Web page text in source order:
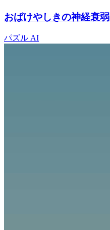
おばけやしきの神経衰弱
パズル AI